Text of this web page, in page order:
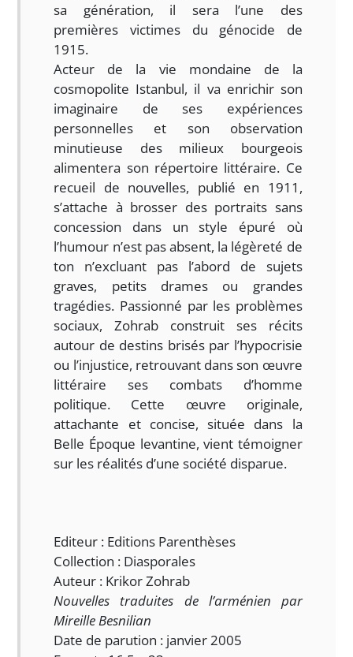
sa génération, il sera l’une des
premières victimes du génocide de
1915.
Acteur de la vie mondaine de la
cosmopolite Istanbul, il va enrichir son
imaginaire de ses expériences
personnelles et son observation
minutieuse des milieux bourgeois
alimentera son répertoire littéraire. Ce
recueil de nouvelles, publié en 1911,
s’attache à brosser des portraits sans
concession dans un style épuré où
l’humour n’est pas absent, la légèreté de
ton n’excluant pas l’abord de sujets
graves, petits drames ou grandes
tragédies. Passionné par les problèmes
sociaux, Zohrab construit ses récits
autour de destins brisés par l’hypocrisie
ou l’injustice, retrouvant dans son œuvre
littéraire ses combats d’homme
politique. Cette œuvre originale,
attachante et concise, située dans la
Belle Époque levantine, vient témoigner
sur les réalités d’une société disparue.
Editeur : Editions Parenthèses
Collection : Diasporales
Auteur : Krikor Zohrab
Nouvelles traduites de l’arménien par
Mireille Besnilian
Date de parution : janvier 2005